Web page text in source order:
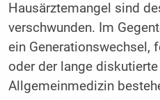
Hausärztemangel sind
verschwunden. Im
ein Generationswechsel,
oder der lange
Allgemeinmedizin